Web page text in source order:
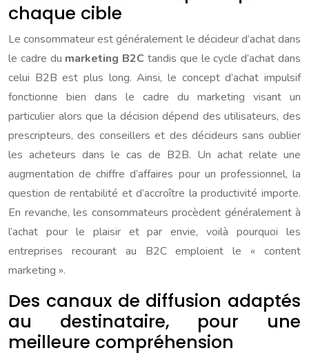
chaque cible
Le consommateur est généralement le décideur d’achat dans
le cadre du marketing B2C tandis que le cycle d’achat dans
celui B2B est plus long. Ainsi, le concept d’achat impulsif
fonctionne bien dans le cadre du marketing visant un
particulier alors que la décision dépend des utilisateurs, des
prescripteurs, des conseillers et des décideurs sans oublier
les acheteurs dans le cas de B2B. Un achat relate une
augmentation de chiffre d’affaires pour un professionnel, la
question de rentabilité et d’accroître la productivité importe.
En revanche, les consommateurs procèdent généralement à
l’achat pour le plaisir et par envie, voilà pourquoi les
entreprises recourant au B2C emploient le « content
marketing ».
Des canaux de diffusion adaptés
au destinataire, pour une
meilleure compréhension